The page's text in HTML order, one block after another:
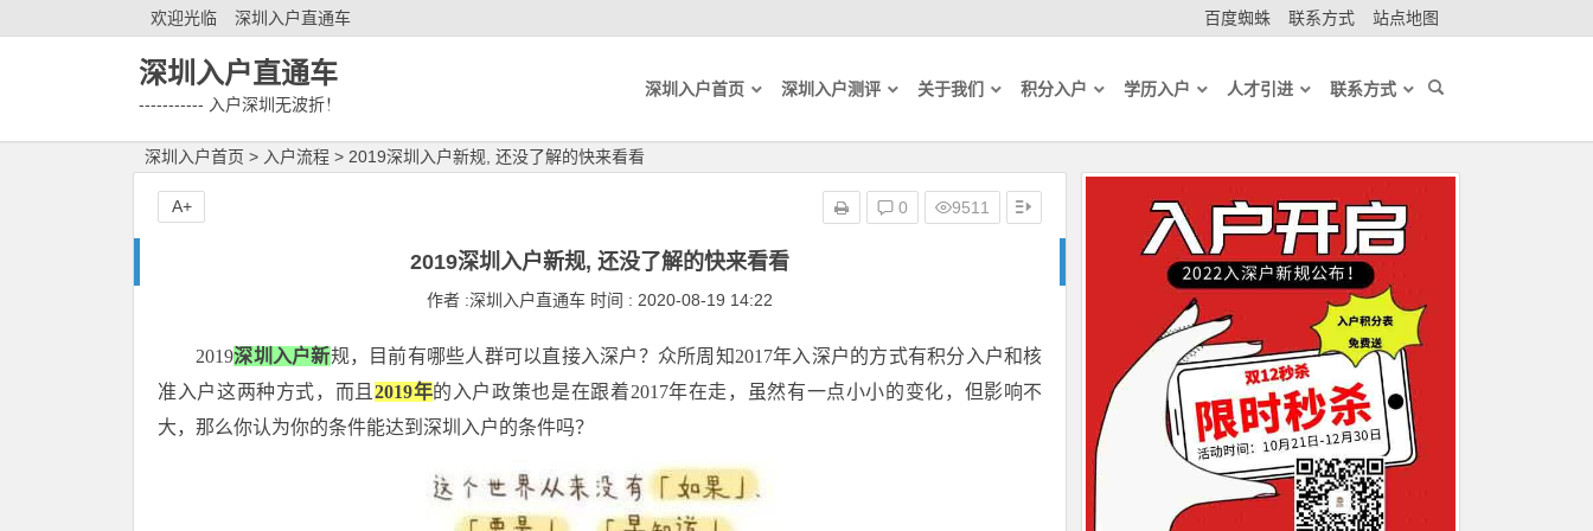
欢迎光临 深圳入户直通车 百度蜘蛛 联系方式 站点地图
深圳入户直通车
----------- 入户深圳无波折！
深圳入户首页 深圳入户测评 关于我们 积分入户 学历入户 人才引进 联系方式
深圳入户首页 > 入户流程 > 2019深圳入户新规, 还没了解的快来看看
2019深圳入户新规, 还没了解的快来看看
作者 :深圳入户直通车 时间 : 2020-08-19 14:22
0 9511
A+
2019深圳入户新规，目前有哪些人群可以直接入深户？众所周知2017年入深户的方式有积分入户和核
准入户这两种方式，而且 2019年的入户政策也是在跟着2017年在走，虽然有一点小小的变化，但影响不
大，那么你认为你的条件能达到深圳入户的条件吗？